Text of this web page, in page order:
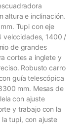
altura e inclinación.
Tupi con eje
velocidades, 1400 /
de grandes
cortes a inglete y
Robusto carro
guía telescópica
mm. Mesas de
con ajuste
y trabajo con la
tupi, con ajuste